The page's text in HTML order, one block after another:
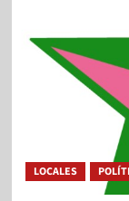
LOCALES